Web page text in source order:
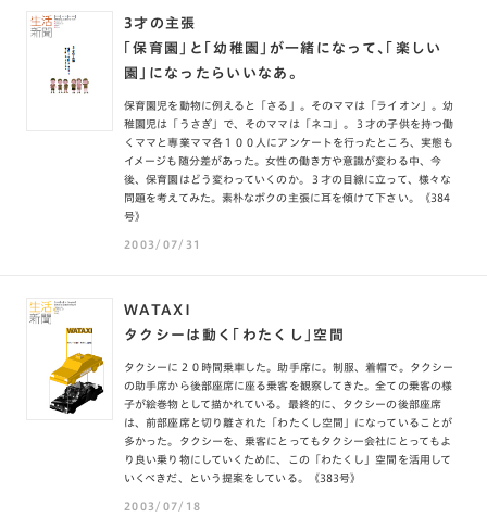
3才の主張
「保育園」と「幼稚園」が一緒になって、「楽しい
園」になったらいいなあ。
保育園児を動物に例えると「さる」。そのママは「ライオン」。幼
稚園児は「うさぎ」で、そのママは「ネコ」。３才の子供を持つ働
くママと専業ママ各１００人にアンケートを行ったところ、実態も
イメージも随分差があった。女性の働き方や意識が変わる中、今
後、保育園はどう変わっていくのか。３才の目線に立って、様々な
問題を考えてみた。素朴なボクの主張に耳を傾けて下さい。《384
号》
2003/07/31
WATAXI
タクシーは動く「わたくし」空間
タクシーに２０時間乗車した。助手席に。制服、着帽で。タクシー
の助手席から後部座席に座る乗客を観察してきた。全ての乗客の様
子が絵巻物として描かれている。最終的に、タクシーの後部座席
は、前部座席と切り離された「わたくし空間」になっていることが
多かった。タクシーを、乗客にとってもタクシー会社にとってもよ
り良い乗り物にしていくために、この「わたくし」空間を活用して
いくべきだ、という提案をしている。《383号》
2003/07/18